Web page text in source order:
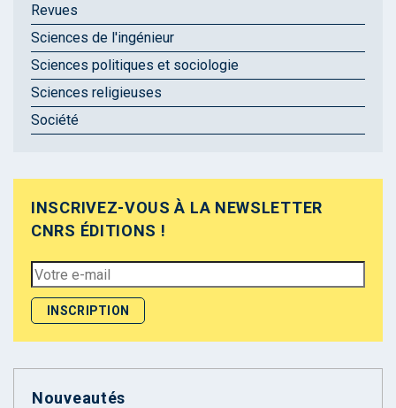
Revues
Sciences de l'ingénieur
Sciences politiques et sociologie
Sciences religieuses
Société
INSCRIVEZ-VOUS À LA NEWSLETTER
CNRS ÉDITIONS !
Nouveautés